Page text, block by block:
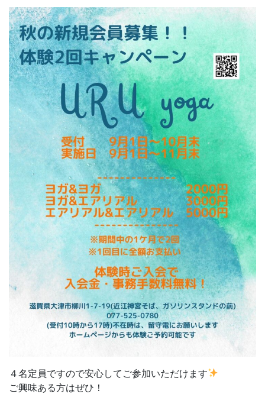
４名定員ですので安心してご参加いただけます
ご興味ある方はぜひ！